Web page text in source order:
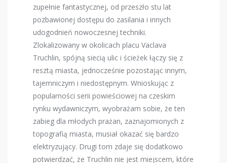
zupełnie fantastycznej, od przeszło stu lat
pozbawionej dostępu do zasilania i innych
udogodnień nowoczesnej techniki.
Zlokalizowany w okolicach placu Vaclava
Truchlin, spójną siecią ulic i ścieżek łączy się z
resztą miasta, jednocześnie pozostając innym,
tajemniczym i niedostępnym. Wnioskując z
popularności serii powieściowej na czeskim
rynku wydawniczym, wyobrażam sobie, że ten
zabieg dla młodych prażan, zaznajomionych z
topografią miasta, musiał okazać się bardzo
elektryzujący. Drugi tom zdaje się dodatkowo
potwierdzać, że Truchlin nie jest miejscem, które